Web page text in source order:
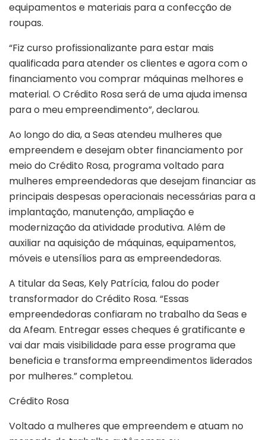
equipamentos e materiais para a confecção de
roupas.
“Fiz curso profissionalizante para estar mais
qualificada para atender os clientes e agora com o
financiamento vou comprar máquinas melhores e
material. O Crédito Rosa será de uma ajuda imensa
para o meu empreendimento”, declarou.
Ao longo do dia, a Seas atendeu mulheres que
empreendem e desejam obter financiamento por
meio do Crédito Rosa, programa voltado para
mulheres empreendedoras que desejam financiar as
principais despesas operacionais necessárias para a
implantação, manutenção, ampliação e
modernização da atividade produtiva. Além de
auxiliar na aquisição de máquinas, equipamentos,
móveis e utensílios para as empreendedoras.
A titular da Seas, Kely Patrícia, falou do poder
transformador do Crédito Rosa. “Essas
empreendedoras confiaram no trabalho da Seas e
da Afeam. Entregar esses cheques é gratificante e
vai dar mais visibilidade para esse programa que
beneficia e transforma empreendimentos liderados
por mulheres.” completou.
Crédito Rosa
Voltado a mulheres que empreendem e atuam no